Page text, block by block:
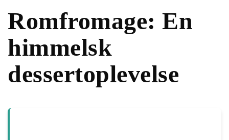
Romfromage: En
himmelsk
dessertoplevelse